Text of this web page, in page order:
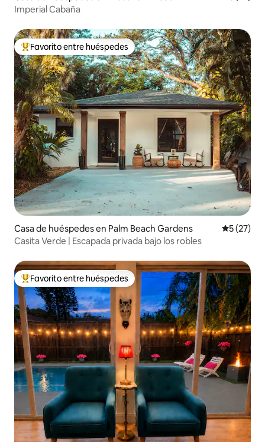
Imperial Cabaña
Favorito entre huéspedes preferido
Favorito entre huéspedes
Casa de huéspedes en Palm Beach Gardens
5 (27)
Casita Verde | Escapada privada bajo los robles
Favorito entre huéspedes preferido
Favorito entre huéspedes